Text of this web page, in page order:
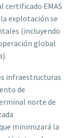
certificado EMAS
explotación se
(incluyendo
global
infraestructuras
de
norte de
minimizará la